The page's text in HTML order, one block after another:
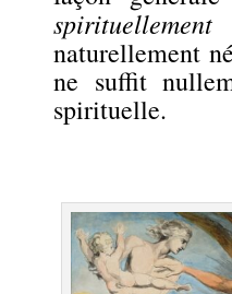
spirituellement
naturellement
ne suffit
spirituelle.